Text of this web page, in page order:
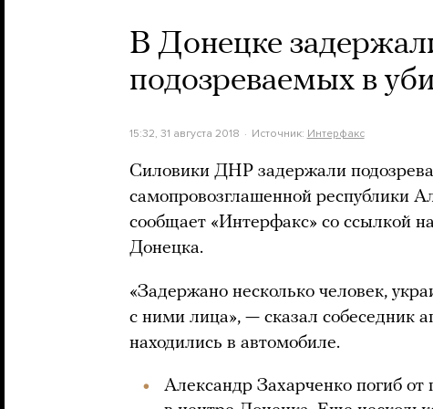
В Донецке
подозреваемых в
15:32, 31 августа 2018 Источник: Интерфакс
Силовики ДНР задержали
самопровозглашенной республики
сообщает «Интерфакс» со ссылкой
Донецка.
«Задержано несколько человек,
с ними лица», — сказал собеседник
находились в автомобиле.
Александр Захарченко погиб